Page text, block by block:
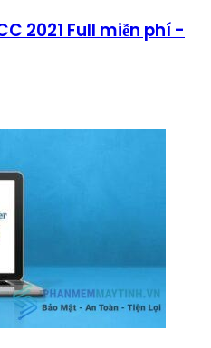
2021 Full miễn phí -